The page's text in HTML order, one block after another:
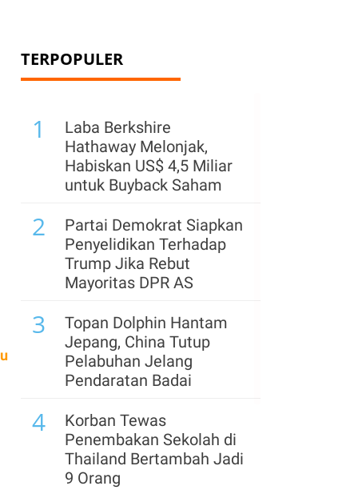
TERPOPULER
1
Laba Berkshire
Hathaway Melonjak,
Habiskan US$ 4,5 Miliar
untuk Buyback Saham
2
Partai Demokrat Siapkan
Penyelidikan Terhadap
Trump Jika Rebut
Mayoritas DPR AS
3
Topan Dolphin Hantam
Jepang, China Tutup
Pelabuhan Jelang
Pendaratan Badai
4
Korban Tewas
Penembakan Sekolah di
Thailand Bertambah Jadi
9 Orang